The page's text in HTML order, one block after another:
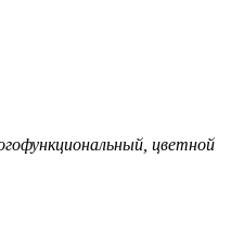
цветной